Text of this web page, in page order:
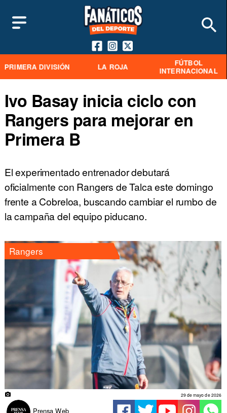
PRIMERA DIVISIÓN LA ROJA
FÚTBOL
INTERNACIONAL
Ivo Basay inicia ciclo con
Rangers para mejorar en
Primera B
El experimentado entrenador debutará
oficialmente con Rangers de Talca este domingo
frente a Cobreloa, buscando cambiar el rumbo de
la campaña del equipo piducano.
Rangers
Prensa Web
29 de mayo de 2026